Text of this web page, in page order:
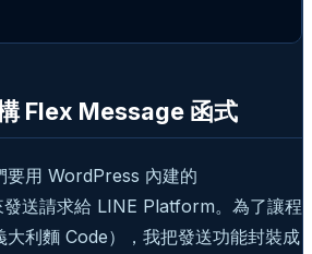
Flex Message 函式
要用 WordPress 內建的
送請求給 LINE Platform。為了讓程
大利麵 Code），我把發送功能封裝成